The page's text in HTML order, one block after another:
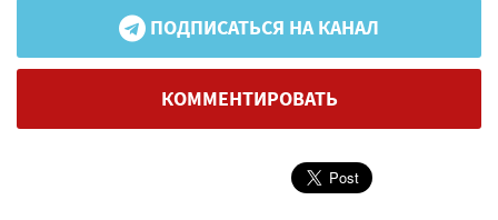
ПОДПИСАТЬСЯ НА КАНАЛ
КОММЕНТИРОВАТЬ